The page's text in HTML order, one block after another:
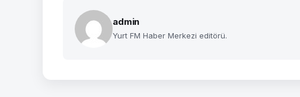
admin
Yurt FM Haber Merkezi editörü.